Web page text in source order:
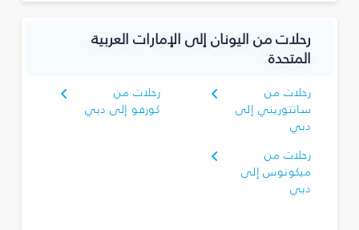
رحلات من اليونان إلى الإمارات العربية
المتحدة
رحلات من
سانتوريني إلى
دبي
رحلات من
كورفو إلى دبي
رحلات من
ميكونوس إلى
دبي